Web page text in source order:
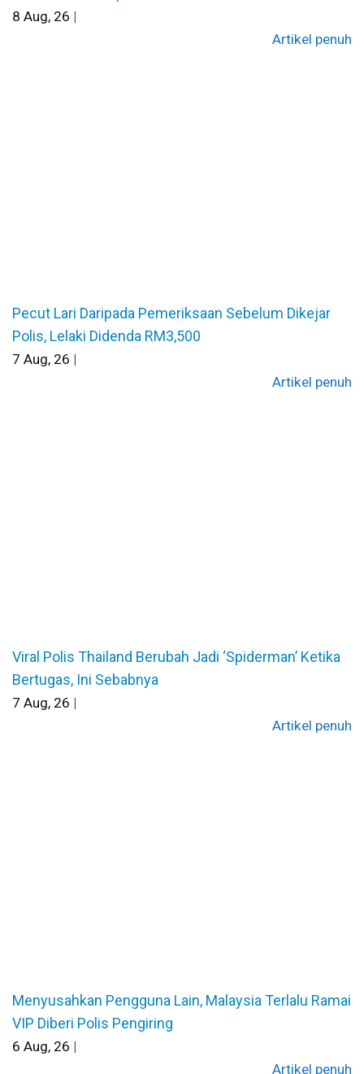
8 Aug, 26 |
Artikel penuh
Pecut Lari Daripada Pemeriksaan Sebelum Dikejar
Polis, Lelaki Didenda RM3,500
7 Aug, 26 |
Artikel penuh
Viral Polis Thailand Berubah Jadi ‘Spiderman’ Ketika
Bertugas, Ini Sebabnya
7 Aug, 26 |
Artikel penuh
Menyusahkan Pengguna Lain, Malaysia Terlalu Ramai
VIP Diberi Polis Pengiring
6 Aug, 26 |
Artikel penuh